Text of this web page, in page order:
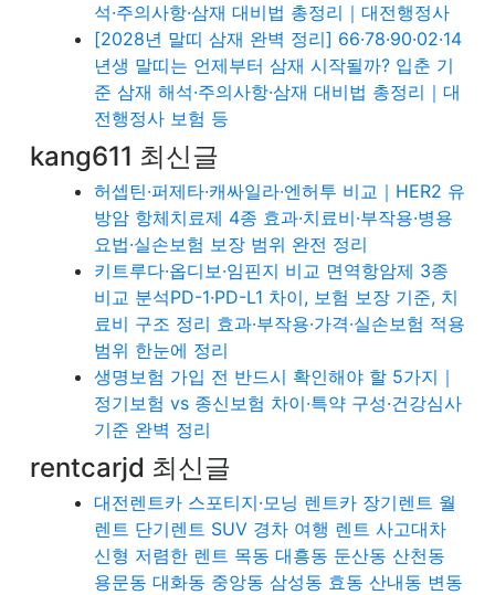
석·주의사항·삼재 대비법 총정리｜대전행정사
[2028년 말띠 삼재 완벽 정리] 66·78·90·02·14
년생 말띠는 언제부터 삼재 시작될까? 입춘 기
준 삼재 해석·주의사항·삼재 대비법 총정리｜대
전행정사 보험 등
kang611 최신글
허셉틴·퍼제타·캐싸일라·엔허투 비교｜HER2 유
방암 항체치료제 4종 효과·치료비·부작용·병용
요법·실손보험 보장 범위 완전 정리
키트루다·옵디보·임핀지 비교 면역항암제 3종
비교 분석PD-1·PD-L1 차이, 보험 보장 기준, 치
료비 구조 정리 효과·부작용·가격·실손보험 적용
범위 한눈에 정리
생명보험 가입 전 반드시 확인해야 할 5가지｜
정기보험 vs 종신보험 차이·특약 구성·건강심사
기준 완벽 정리
rentcarjd 최신글
대전렌트카 스포티지·모닝 렌트카 장기렌트 월
렌트 단기렌트 SUV 경차 여행 렌트 사고대차
신형 저렴한 렌트 목동 대흥동 둔산동 산천동
용문동 대화동 중앙동 삼성동 효동 산내동 변동